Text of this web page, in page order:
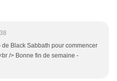
Black Sabbath pour commencer
/> Bonne fin de semaine -